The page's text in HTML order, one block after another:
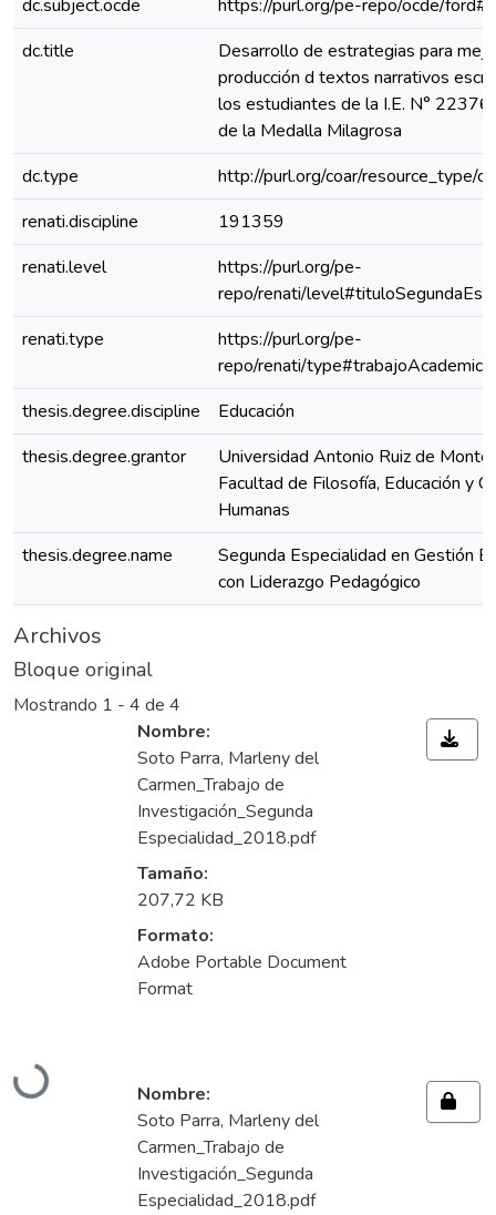
dc.subject.ocde
https://purl.org/pe-repo/ocde/
dc.title
Desarrollo de estrategias para
producción d textos narrativos
los estudiantes de la I.E. N° 22376
de la Medalla Milagrosa
dc.type
http://purl.org/coar/resource_type/
renati.discipline
191359
renati.level
https://purl.org/pe-
repo/renati/
renati.type
https://purl.org/pe-
repo/renati/type#trabajoAcademico
thesis.degree.discipline
Educación
thesis.degree.grantor
Universidad Antonio Ruiz de
Facultad de Filosofía, Educación y
Humanas
thesis.degree.name
Segunda Especialidad en Gestión
con Liderazgo Pedagógico
Archivos
Bloque original
Mostrando 1 - 4 de 4
Cargando...
Nombre:
Soto Parra, Marleny del
Carmen_Trabajo de
Investigación_Segunda
Especialidad_2018.pdf
Tamaño:
207,72 KB
Formato:
Adobe Portable Document
Format
Nombre:
Soto Parra, Marleny del
Carmen_Trabajo de
Investigación_Segunda
Especialidad_2018.pdf